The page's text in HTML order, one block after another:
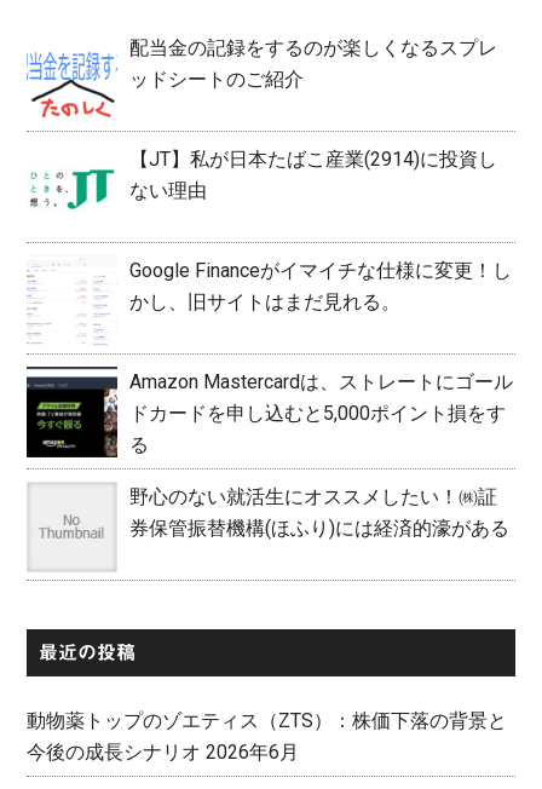
配当金の記録をするのが楽しくなるスプレ
ッドシートのご紹介
【JT】私が日本たばこ産業(2914)に投資し
ない理由
Google Financeがイマイチな仕様に変更！し
かし、旧サイトはまだ見れる。
Amazon Mastercardは、ストレートにゴール
ドカードを申し込むと5,000ポイント損をす
る
野心のない就活生にオススメしたい！㈱証
券保管振替機構(ほふり)には経済的濠がある
最近の投稿
動物薬トップのゾエティス（ZTS）：株価下落の背景と
今後の成長シナリオ 2026年6月